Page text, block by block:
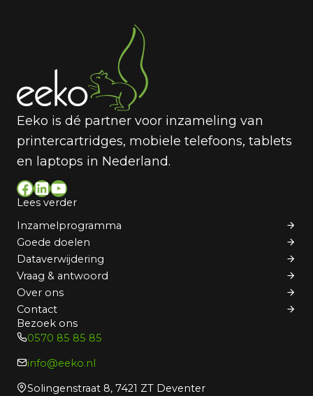
Eeko is dé partner voor inzameling van
printercartridges, mobiele telefoons, tablets
en laptops in Nederland.
Facebook LinkedIn YouTube
Lees verder
Inzamelprogramma
Goede doelen
Dataverwijdering
Vraag & antwoord
Over ons
Contact
Bezoek ons
0570 85 85 85
info@eeko.nl
Solingenstraat 8, 7421 ZT Deventer